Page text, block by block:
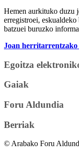
Hemen aurkituko duzu
erregistroei,
batzuei buruzko
Joan
Egoitza
Gaiak
Foru Aldundia
Berriak
© Arabako Foru